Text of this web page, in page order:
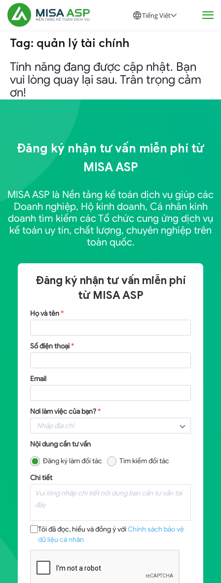
Tiếng Việt
Tag: quản lý tài chính
Tính năng đang được cập nhật. Bạn
vui lòng quay lại sau. Trân trọng cảm
ơn!
Đăng ký nhận tư vấn miễn phí từ
MISA ASP
MISA ASP là Nền tảng kế toán dịch vụ giúp các
Doanh nghiệp, Hộ kinh doanh, Cá nhân kinh
doanh tìm kiếm các Tổ chức cung ứng dịch vụ
kế toán uy tín, chất lượng, chuyên nghiệp trên
toàn quốc.
Đăng ký nhận tư vấn miễn phí
từ MISA ASP
Họ và tên*
Số điện thoại*
Email
Nơi làm việc của bạn?*
Nội dung cần tư vấn
Đăng ký làm đối tác
Tìm kiếm đối tác
Chi tiết
Tôi đã đọc, hiểu và đồng ý vớiChính sách bảo vệ
dữ liệu cá nhân